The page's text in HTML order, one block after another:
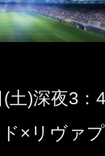
土)深夜3：
×リヴァ